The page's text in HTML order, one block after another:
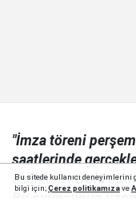
"İmza töreni
saatlerinde
sağlık kontrolü
Bu sitede kullanıcı
bilgi için;Çerez politikamızave